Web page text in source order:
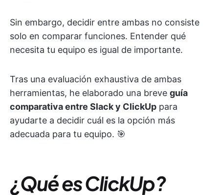
Sin embargo, decidir entre ambas no consiste
solo en comparar funciones. Entender qué
necesita tu equipo es igual de importante.
Tras una evaluación exhaustiva de ambas
herramientas, he elaborado una breve guía
comparativa entre Slack y ClickUp para
ayudarte a decidir cuál es la opción más
adecuada para tu equipo. 🎯
¿Qué es ClickUp?